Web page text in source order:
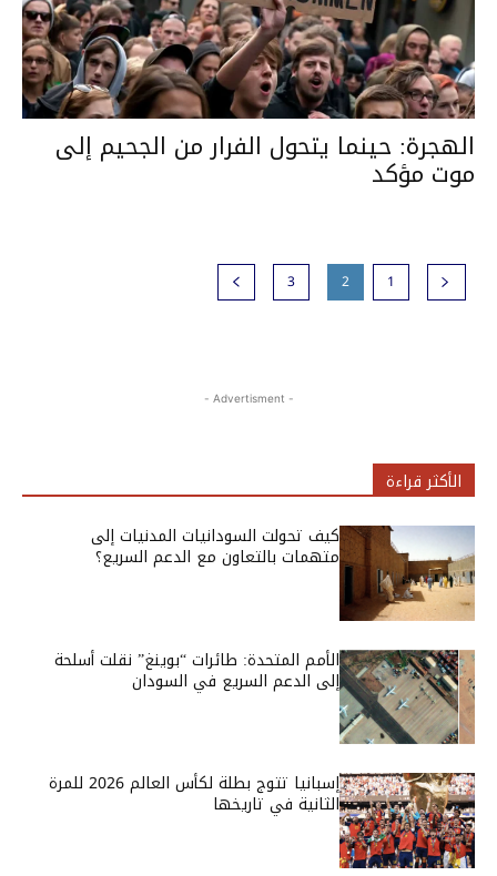
الهجرة: حينما يتحول الفرار من الجحيم إلى
موت مؤكد
1
2
3
- Advertisment -
الأكثر قراءة
كيف تحولت السودانيات المدنيات إلى
متهمات بالتعاون مع الدعم السريع؟
الأمم المتحدة: طائرات “بوينغ” نقلت أسلحة
إلى الدعم السريع في السودان
إسبانيا تتوج بطلة لكأس العالم 2026 للمرة
الثانية في تاريخها